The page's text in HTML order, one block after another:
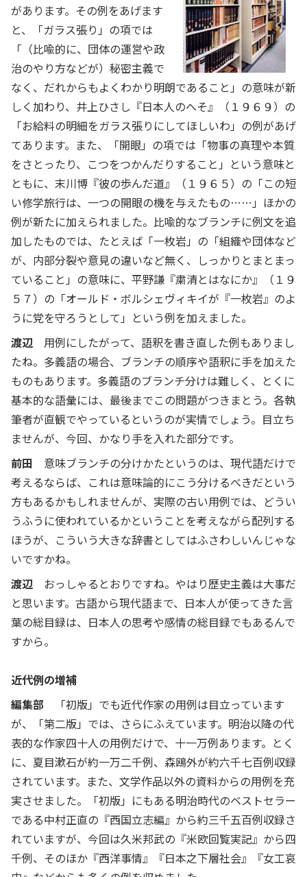
があります。その例をあげます
と、「ガラス張り」の項では
「（比喩的に、団体の運営や政
治のやり方などが）秘密主義で
なく、だれからもよくわかり明朗であること」の意味が新
しく加わり、井上ひさし『日本人のへそ』（１９６９）の
「お給料の明細をガラス張りにしてほしいわ」の例があげ
てあります。また、「開眼」の項では「物事の真理や本質
をさとったり、こつをつかんだりすること」という意味と
ともに、末川博『彼の歩んだ道』（１９６５）の「この短
い修学旅行は、一つの開眼の機を与えたもの……」ほかの
例が新たに加えられました。比喩的なブランチに例文を追
加したものでは、たとえば「一枚岩」の「組織や団体など
が、内部分裂や意見の違いなど無く、しっかりとまとまっ
ていること」の意味に、平野謙『粛清とはなにか』（１９
５７）の「オールド・ボルシェヴィキイが『一枚岩』のよ
うに党を守ろうとして」という例を加えました。
渡辺 用例にしたがって、語釈を書き直した例もありまし
たね。多義語の場合、ブランチの順序や語釈に手を加えた
ものもあります。多義語のブランチ分けは難しく、とくに
基本的な語彙には、最後までこの問題がつきまとう。各執
筆者が直観でやっているというのが実情でしょう。目立ち
ませんが、今回、かなり手を入れた部分です。
前田 意味ブランチの分けかたというのは、現代語だけで
考えるならば、これは意味論的にこう分けるべきだという
方もあるかもしれませんが、実際の古い用例では、どうい
うふうに使われているかということを考えながら配列する
ほうが、こういう大きな辞書としてはふさわしいんじゃな
いですかね。
渡辺 おっしゃるとおりですね。やはり歴史主義は大事だ
と思います。古語から現代語まで、日本人が使ってきた言
葉の総目録は、日本人の思考や感情の総目録でもあるんで
すから。
近代例の増補
編集部 「初版」でも近代作家の用例は目立っています
が、「第二版」では、さらにふえています。明治以降の代
表的な作家四十人の用例だけで、十一万例あります。とく
に、夏目漱石が約一万二千例、森鴎外が約六千七百例収録
されています。また、文学作品以外の資料からの用例を充
実させました。「初版」にもある明治時代のベストセラー
である中村正直の『西国立志編』から約三千五百例収録さ
れていますが、今回は久米邦武の『米欧回覧実記』から四
千例、そのほか『西洋事情』『日本之下層社会』『女工哀